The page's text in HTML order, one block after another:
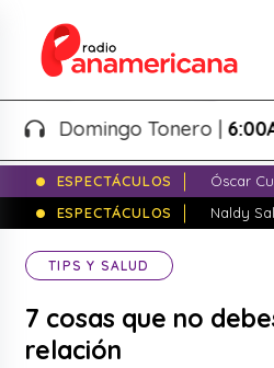
Domingo Tonero |6:00AM
ESPECTÁCULOS
Óscar
ESPECTÁCULOS
Naldy
TIPS Y SALUD
7 cosas que no
relación